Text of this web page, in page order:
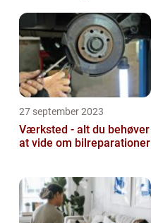
27 september 2023
Værksted - alt du behøver
at vide om bilreparationer